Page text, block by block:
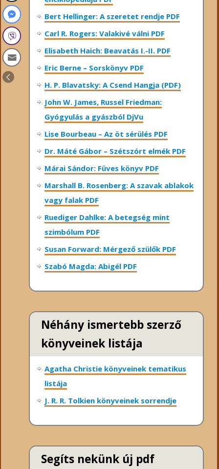
Bert Hellinger: A ​szeretet rendje PDF
Carl R. Rogers: Valakivé válni PDF
Elisabeth Haich: Beavatás I.-II. PDF
Eric Berne – Sorskönyv PDF
H. P. Blavatsky: A Csend Hangja (PDF)
John W. James, Russel Friedman:
Gyógyulás a gyászból DjVu
Lise Bourbeau – Az öt sérülés PDF
Dr. Máté Gábor – Szétszórt elmék PDF
Márai Sándor: Füves könyv PDF
Marshall B. Rosenberg: A szavak ablakok
vagy falak PDF
Ruediger Dahlke: A betegség mint
szimbólum PDF
Susan Forward: Mérgező szülők PDF
Szabó Magda: Abigél PDF
Néhány ismertebb szerző
könyveinek listája
Agatha Christie könyveinek tematikus
listája
J. R. R. Tolkien könyveinek sorrendje
Segíts nekünk új pdf